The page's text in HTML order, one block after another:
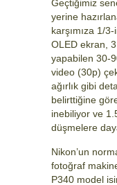
Geçtiğimiz
yerine
karşımıza 1/
OLED ekran,
yapabilen 30-
video (30p)
ağırlık gibi
belirttiğine
inebiliyor ve
düşmelere
Nikon’un
fotoğraf
P340 model